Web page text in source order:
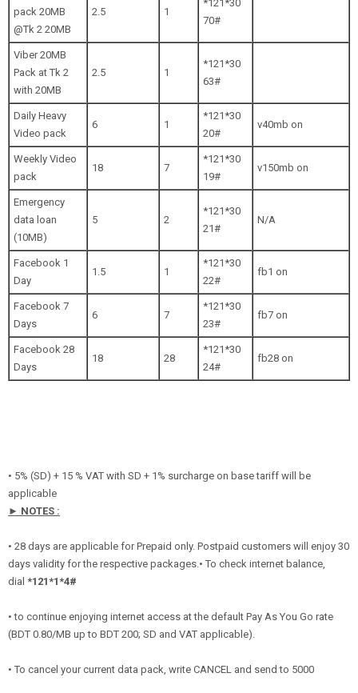
pack 20MB
@Tk 2 20MB
2.5 1
*121*30
70#
Viber 20MB
Pack at Tk 2
with 20MB
2.5 1
*121*30
63#
Daily Heavy
Video pack
6 1
*121*30
20#
v40mb on
Weekly Video
pack
18 7
*121*30
19#
v150mb on
Emergency
data loan
(10MB)
5 2
*121*30
21#
N/A
Facebook 1
Day
1.5 1
*121*30
22#
fb1 on
Facebook 7
Days
6 7
*121*30
23#
fb7 on
Facebook 28
Days
18 28
*121*30
24#
fb28 on
• 5% (SD) + 15 % VAT with SD + 1% surcharge on base tariff will be
applicable
► NOTES :
• 28 days are applicable for Prepaid only. Postpaid customers will enjoy 30
days validity for the respective packages.• To check internet balance,
dial *121*1*4#
• to continue enjoying internet access at the default Pay As You Go rate
(BDT 0.80/MB up to BDT 200; SD and VAT applicable).
• To cancel your current data pack, write CANCEL and send to 5000